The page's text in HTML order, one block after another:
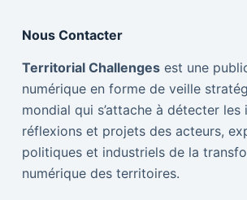
Nous Contacter
Territorial Challengesest une
numérique en forme de veille
mondial qui s’attache à détecter les
réflexions et projets des acteurs,
politiques et industriels de la
numérique des territoires.